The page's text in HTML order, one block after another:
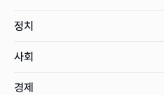
정치
사회
경제